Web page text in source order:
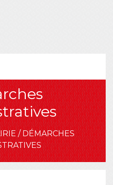
/DÉMARCHES